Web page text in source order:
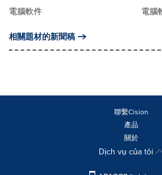
電腦軟件 電腦
相關題材的新聞稿
聯繫Cision
產品
關於
Dịch vụ của tôi